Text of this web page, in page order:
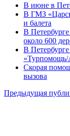
В июне в
В ГМЗ
и балета
В
около 600
В
«Турпомощь/
Скорая
вызова
Предыдущая